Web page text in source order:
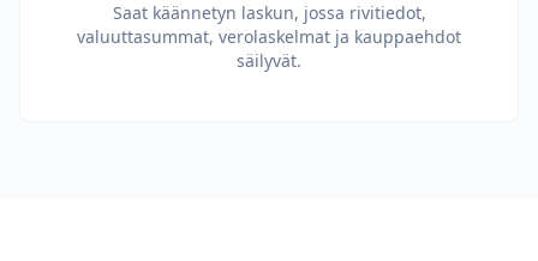
Saat käännetyn laskun, jossa rivitiedot,
valuuttasummat, verolaskelmat ja kauppaehdot
säilyvät.